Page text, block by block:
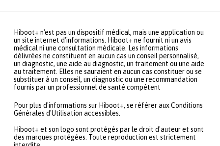
Hiboot+ n'est pas un dispositif médical, mais une application ou
un site internet d'informations. Hiboot+ ne fournit ni un avis
médical ni une consultation médicale. Les informations
délivrées ne constituent en aucun cas un conseil personnalisé,
un diagnostic, une aide au diagnostic, un traitement ou une aide
au traitement. Elles ne sauraient en aucun cas constituer ou se
substituer à un conseil, un diagnostic ou une recommandation
fournis par un professionnel de santé compétent
Pour plus d'informations sur Hiboot+, se référer aux Conditions
Générales d'Utilisation accessibles.
Hiboot+ et son logo sont protégés par le droit d'auteur et sont
des marques protégées. Toute reproduction est strictement